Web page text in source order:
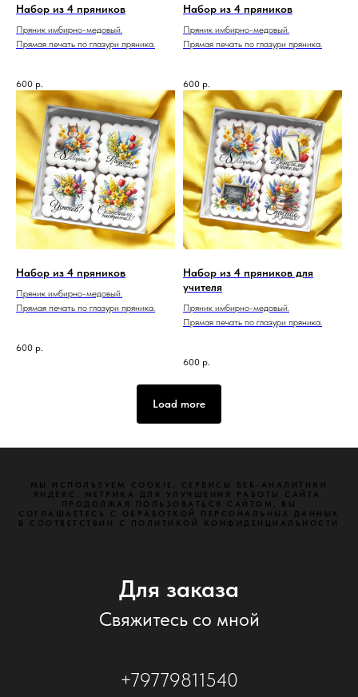
Набор из 4 пряников
Пряник имбирно-медовый.
Прямая печать по глазури пряника.
600 р.
Набор из 4 пряников
Пряник имбирно-медовый.
Прямая печать по глазури пряника.
600 р.
Набор из 4 пряников
Пряник имбирно-медовый.
Прямая печать по глазури пряника.
600 р.
Набор из 4 пряников для
учителя
Пряник имбирно-медовый.
Прямая печать по глазури пряника.
600 р.
Load more
МЫ ИСПОЛЬЗУЕМ СООКІЕ, СЕРВИСЫ ВЕБ-АНАЛИТИКИ
ЯНДЕКС. МЕТРИКА ДЛЯ УЛУЧШЕНИЯ РАБОТЫ САЙТА.
ПРОДОЛЖАЯ ПОЛЬЗОВАТЬСЯ САЙТОМ, ВЫ
СОГЛАШАЕТЕСЬ С ОБРАБОТКОЙ ПЕРСОНАЛЬНЫХ ДАННЫХ
В СООТВЕТСТВИИ С ПОЛИТИКОЙ КОНФИДЕНЦИАЛЬНОСТИ
Для заказа
Свяжитесь со мной
+79779811540